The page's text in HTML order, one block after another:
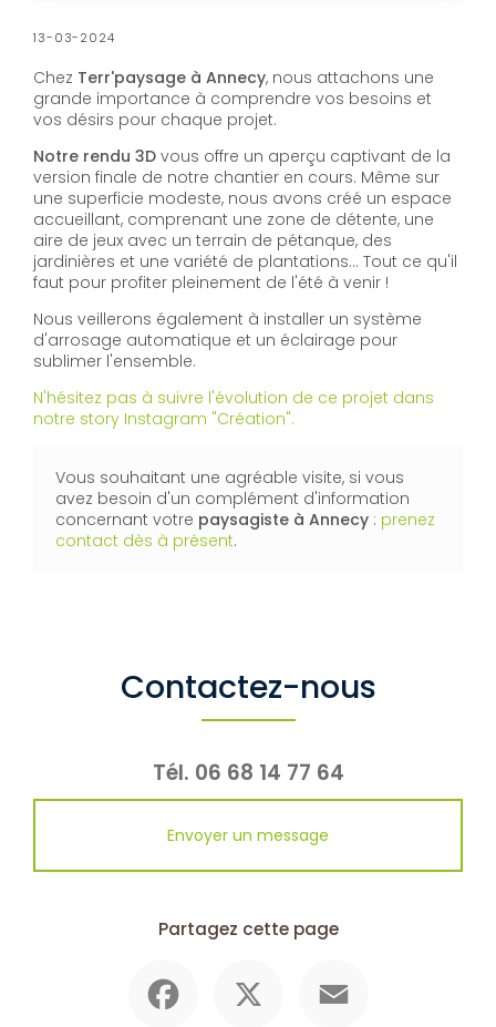
13-03-2024
Chez Terr'paysage à Annecy, nous attachons une
grande importance à comprendre vos besoins et
vos désirs pour chaque projet.
Notre rendu 3D vous offre un aperçu captivant de la
version finale de notre chantier en cours. Même sur
une superficie modeste, nous avons créé un espace
accueillant, comprenant une zone de détente, une
aire de jeux avec un terrain de pétanque, des
jardinières et une variété de plantations... Tout ce qu'il
faut pour profiter pleinement de l'été à venir !
Nous veillerons également à installer un système
d'arrosage automatique et un éclairage pour
sublimer l'ensemble.
N'hésitez pas à suivre l'évolution de ce projet dans
notre story Instagram "Création".
Vous souhaitant une agréable visite, si vous
avez besoin d'un complément d'information
concernant votre paysagiste à Annecy : prenez
contact dès à présent.
Contactez-nous
Tél. 06 68 14 77 64
Envoyer un message
Partagez cette page